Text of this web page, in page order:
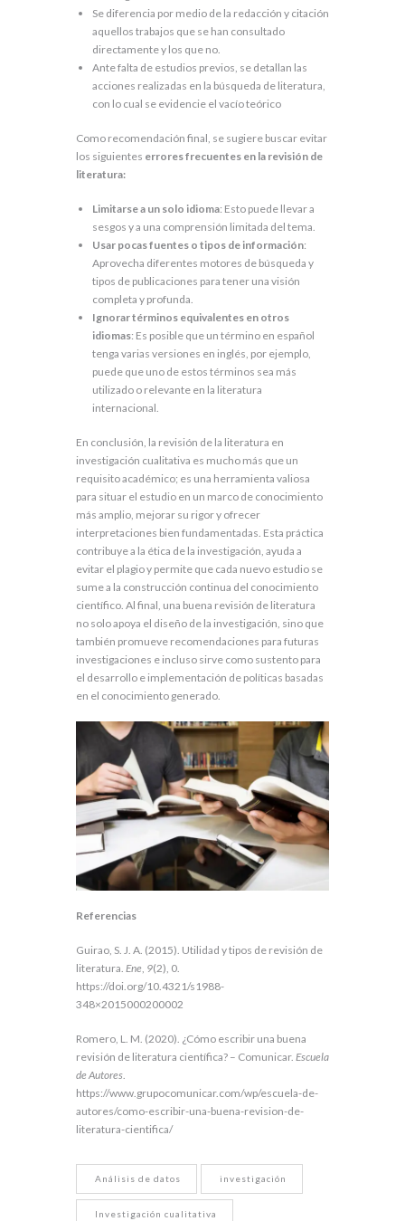
Se diferencia por medio de la redacción y citación
aquellos trabajos que se han consultado
directamente y los que no.
Ante falta de estudios previos, se detallan las
acciones realizadas en la búsqueda de literatura,
con lo cual se evidencie el vacío teórico
Como recomendación final, se sugiere buscar evitar
los siguientes errores frecuentes en la revisión de
literatura:
Limitarse a un solo idioma: Esto puede llevar a
sesgos y a una comprensión limitada del tema.
Usar pocas fuentes o tipos de información:
Aprovecha diferentes motores de búsqueda y
tipos de publicaciones para tener una visión
completa y profunda.
Ignorar términos equivalentes en otros
idiomas: Es posible que un término en español
tenga varias versiones en inglés, por ejemplo,
puede que uno de estos términos sea más
utilizado o relevante en la literatura
internacional.
En conclusión, la revisión de la literatura en
investigación cualitativa es mucho más que un
requisito académico; es una herramienta valiosa
para situar el estudio en un marco de conocimiento
más amplio, mejorar su rigor y ofrecer
interpretaciones bien fundamentadas. Esta práctica
contribuye a la ética de la investigación, ayuda a
evitar el plagio y permite que cada nuevo estudio se
sume a la construcción continua del conocimiento
científico. Al final, una buena revisión de literatura
no solo apoya el diseño de la investigación, sino que
también promueve recomendaciones para futuras
investigaciones e incluso sirve como sustento para
el desarrollo e implementación de políticas basadas
en el conocimiento generado.
Referencias
Guirao, S. J. A. (2015). Utilidad y tipos de revisión de
literatura. Ene 9(2), 0.
https://doi.org/10.4321/s1988-
348×2015000200002
Romero, L. M. (2020). ¿Cómo escribir una buena
revisión de literatura científica? – Comunicar. Escuela
de Autores
https://www.grupocomunicar.com/wp/escuela-de-
autores/como-escribir-una-buena-revision-de-
literatura-cientifica/
Análisis de datos investigación
Investigación cualitativa